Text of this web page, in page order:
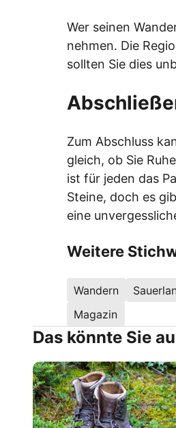
Wer seinen
nehmen. Die
sollten Sie dies
Zum Abschluss
gleich, ob Sie
ist für jeden das
Steine, doch es
eine
Weitere
Wandern
Magazin
Das könnte Sie